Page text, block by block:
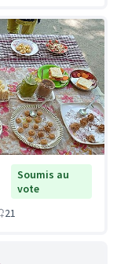
Soumis au
vote
21